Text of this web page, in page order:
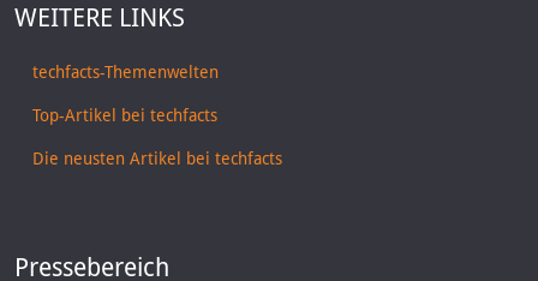
WEITERE LINKS
techfacts-Themenwelten
Top-Artikel bei techfacts
Die neusten Artikel bei techfacts
Pressebereich